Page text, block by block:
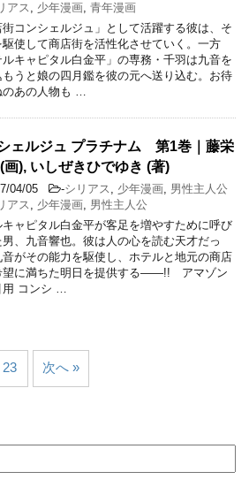
アス , 少年漫画, 青年漫画
街コンシェルジュ」として活躍する彼は、そ
駆使して商店街を活性化させていく。一方
ルキャピタル白金平」の専務・千羽は九音を
もうと娘の四月鑑を彼の元へ送り込む。お待
のあの人物も …
ェルジュ プラチナム 第1巻｜藤栄
画), いしぜきひでゆき (著)
04/05 -シリアス , 少年漫画, 男性主人公
アス , 少年漫画, 男性主人公
キャピタル白金平が客足を増やすために呼び
、九音響也。彼は人の心を読む天才だっ
音がその能力を駆使し、ホテルと地元の商店
望に満ちた明日を提供する――!! アマゾン
用 コンシ …
23 次へ »